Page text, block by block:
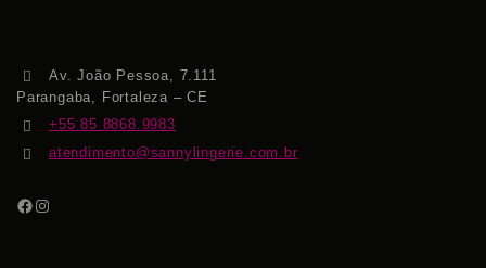
Av. João Pessoa, 7.111
Parangaba, Fortaleza – CE
+55 85 8868.9983
atendimento@sannylingerie.com.br